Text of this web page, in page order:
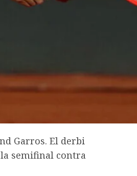
Garros. El derbi
semifinal contra